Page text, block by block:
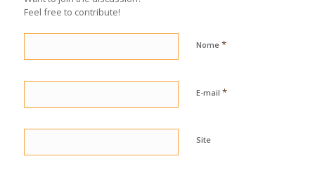
Feel free to contribute!
Nome *
E-mail *
Site